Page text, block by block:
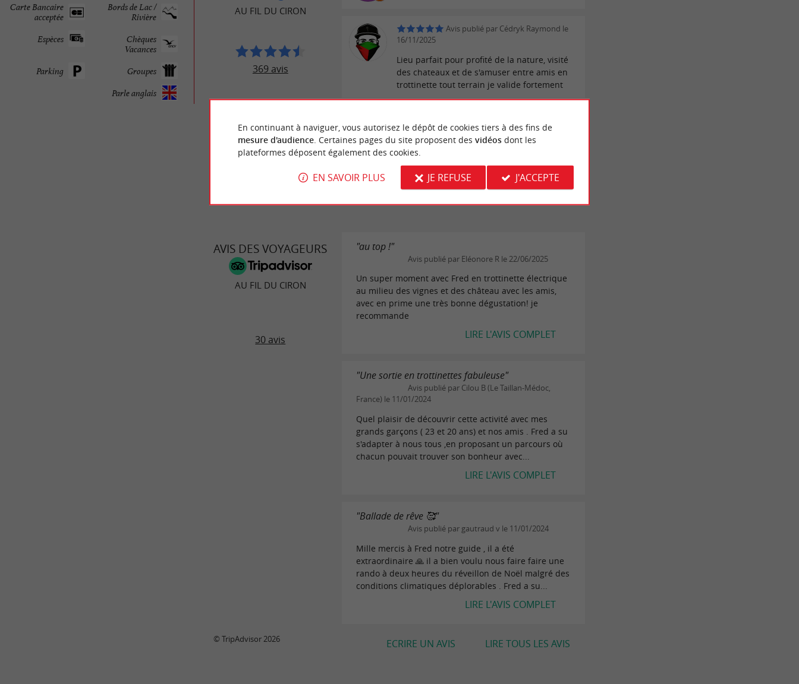
Bords de Lac /
Rivière
Carte Bancaire
acceptée
Chèques
Vacances
Espèces
Groupes
Parking
Parle anglais
AU FIL DU CIRON
369 avis
Avis publié par Cédryk Raymond le
16/11/2025
Lieu parfait pour profité de la nature, visité
des chateaux et de s'amuser entre amis en
trottinette tout terrain je valide fortement
LIRE TOUS LES AVIS
ECRIRE UN AVIS
AVIS DES VOYAGEURS
AU FIL DU CIRON
30 avis
"au top !"
Avis publié par Eléonore R le 22/06/2025
Un super moment avec Fred en trottinette électrique
au milieu des vignes et des château avec les amis,
avec en prime une très bonne dégustation! je
recommande
LIRE L'AVIS COMPLET
"Une sortie en trottinettes fabuleuse"
Avis publié par Cilou B (Le Taillan-Médoc,
France) le 11/01/2024
Quel plaisir de découvrir cette activité avec mes
grands garçons ( 23 et 20 ans) et nos amis . Fred a su
s'adapter à nous tous ,en proposant un parcours où
chacun pouvait trouver son bonheur avec...
LIRE L'AVIS COMPLET
"Ballade de rêve 🥰"
Avis publié par gautraud v le 11/01/2024
Mille mercis à Fred notre guide , il a été
extraordinaire 🙏 il a bien voulu nous faire faire une
rando à deux heures du réveillon de Noël malgré des
conditions climatiques déplorables . Fred a su...
LIRE L'AVIS COMPLET
LIRE TOUS LES AVIS
ECRIRE UN AVIS
© TripAdvisor 2026
En continuant à naviguer, vous autorisez le dépôt de cookies tiers à des fins de
mesure d'audience. Certaines pages du site proposent des vidéosdont les
plateformes déposent également des cookies.
EN SAVOIR PLUS JE REFUSE J'ACCEPTE